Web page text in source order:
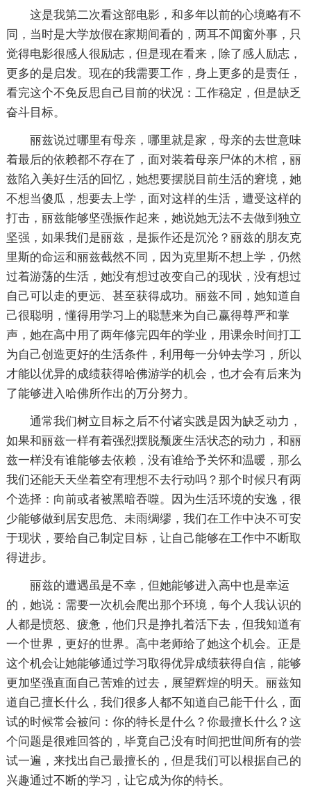
这是我第二次看这部电影，和多年以前的心境略有不
同，当时是大学放假在家期间看的，两耳不闻窗外事，只
觉得电影很感人很励志，但是现在看来，除了感人励志，
更多的是启发。现在的我需要工作，身上更多的是责任，
看完这个不免反思自己目前的状况：工作稳定，但是缺乏
奋斗目标。
丽兹说过哪里有母亲，哪里就是家，母亲的去世意味
着最后的依赖都不存在了，面对装着母亲尸体的木棺，丽
兹陷入美好生活的回忆，她想要摆脱目前生活的窘境，她
不想当傻瓜，想要去上学，面对这样的生活，遭受这样的
打击，丽兹能够坚强振作起来，她说她无法不去做到独立
坚强，如果我们是丽兹，是振作还是沉沦？丽兹的朋友克
里斯的命运和丽兹截然不同，因为克里斯不想上学，仍然
过着游荡的生活，她没有想过改变自己的现状，没有想过
自己可以走的更远、甚至获得成功。丽兹不同，她知道自
己很聪明，懂得用学习上的聪慧来为自己赢得尊严和掌
声，她在高中用了两年修完四年的学业，用课余时间打工
为自己创造更好的生活条件，利用每一分钟去学习，所以
才能以优异的成绩获得哈佛游学的机会，也才会有后来为
了能够进入哈佛所作出的万分努力。
通常我们树立目标之后不付诸实践是因为缺乏动力，
如果和丽兹一样有着强烈摆脱颓废生活状态的动力，和丽
兹一样没有谁能够去依赖，没有谁给予关怀和温暖，那么
我们还能天天坐着空有理想不去行动吗？那个时候只有两
个选择：向前或者被黑暗吞噬。因为生活环境的安逸，很
少能够做到居安思危、未雨绸缪，我们在工作中决不可安
于现状，要给自己制定目标，让自己能够在工作中不断取
得进步。
丽兹的遭遇虽是不幸，但她能够进入高中也是幸运
的，她说：需要一次机会爬出那个环境，每个人我认识的
人都是愤怒、疲惫，他们只是挣扎着活下去，但我知道有
一个世界，更好的世界。高中老师给了她这个机会。正是
这个机会让她能够通过学习取得优异成绩获得自信，能够
更加坚强直面自己苦难的过去，展望辉煌的明天。丽兹知
道自己擅长什么，我们很多人都不知道自己能干什么，面
试的时候常会被问：你的特长是什么？你最擅长什么？这
个问题是很难回答的，毕竟自己没有时间把世间所有的尝
试一遍，来找出自己最擅长的，但是我们可以根据自己的
兴趣通过不断的学习，让它成为你的特长。